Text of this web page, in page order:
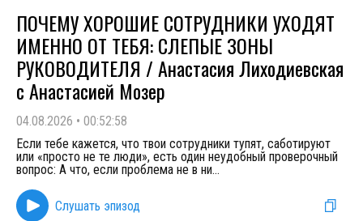
ПОЧЕМУ ХОРОШИЕ СОТРУДНИКИ УХОДЯТ
ИМЕННО ОТ ТЕБЯ: СЛЕПЫЕ ЗОНЫ
РУКОВОДИТЕЛЯ / Анастасия Лиходиевская
с Анастасией Мозер
04.08.2026 • 00:52:58
Если тебе кажется, что твои сотрудники тупят, саботируют
или «просто не те люди», есть один неудобный проверочный
вопрос: А что, если проблема не в ни...
Слушать эпизод